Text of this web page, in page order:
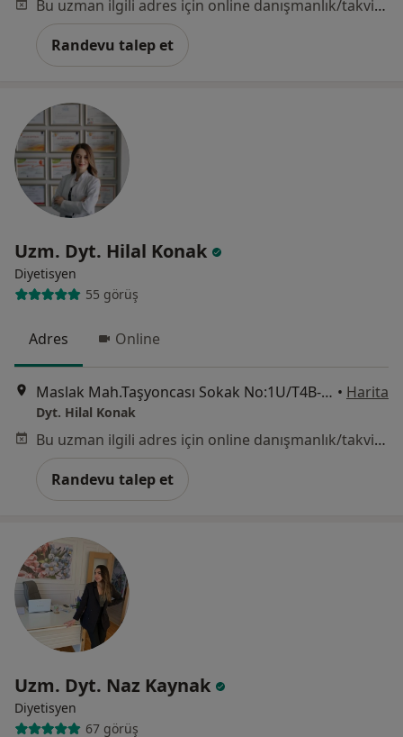
Bu uzman ilgili adres için online danışmanlık/takvim sunmuyor.
Randevu talep et
Uzm. Dyt. Hilal Konak
Diyetisyen
55 görüş
Adres Online
Maslak Mah.Taşyoncası Sokak No:1U/T4B-188 Ağaoğlu Maslak 1453 Sitesi, İstanbul • Harita
Dyt. Hilal Konak
Bu uzman ilgili adres için online danışmanlık/takvim sunmuyor.
Randevu talep et
Uzm. Dyt. Naz Kaynak
Diyetisyen
67 görüş